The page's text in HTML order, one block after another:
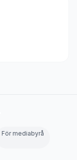
För mediabyrå